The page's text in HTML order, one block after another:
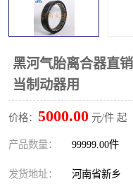
黑河气胎离合器直
当制动器用
价格： 5000.00 元/件 起
产品数量： 99999.00件
发货地址： 河南省新乡